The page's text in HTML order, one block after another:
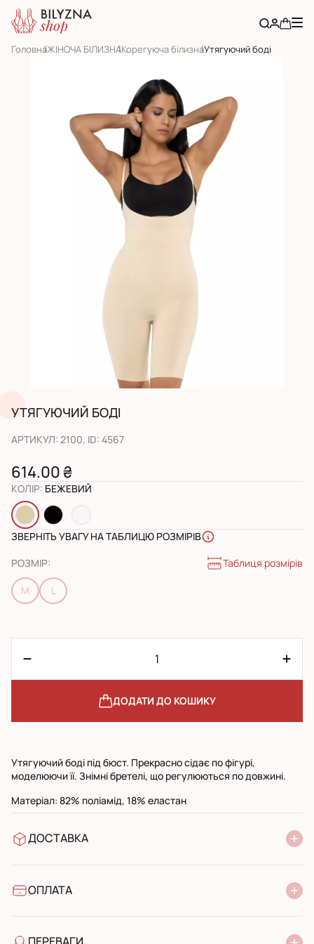
ГоловнаЖІНОЧА БІЛИЗНАКорегуюча білизнаУтягуючий боді
УТЯГУЮЧИЙ БОДІ
АРТИКУЛ: 2100, ID: 4567
614.00 ₴
КОЛІР: БЕЖЕВИЙ
ЗВЕРНІТЬ УВАГУ НА ТАБЛИЦЮ РОЗМІРІВ
РОЗМІР: Таблиця розмірів
M L
ДОДАТИ ДО КОШИКУ
Утягуючий боді під бюст. Прекрасно сідає по фігурі,
моделюючи її. Знімні бретелі, що регулюються по довжині.
Матеріал: 82% поліамід, 18% еластан
ДОСТАВКА
УкрПошта стандарт
ОПЛАТА
Банківський переказ